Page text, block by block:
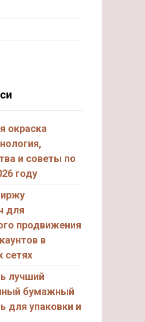
окраска
и советы по
году
для
продвижения
в
сетях
лучший
бумажный
для упаковки и